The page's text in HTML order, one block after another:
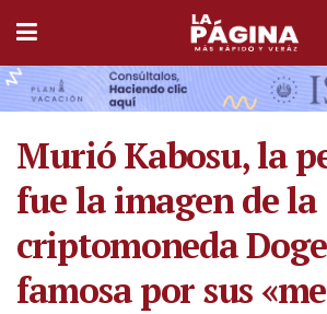
Murió Kabosu, la
fue la imagen de la
criptomoneda
famosa por sus